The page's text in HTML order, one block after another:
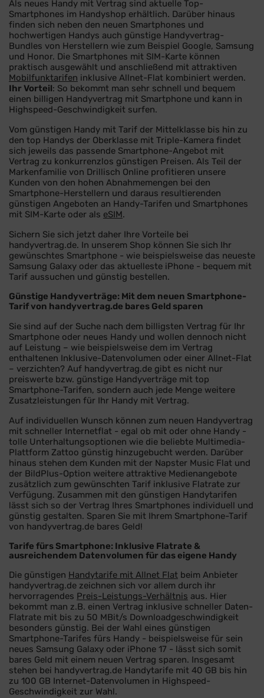
Als neues Handy mit Vertrag sind aktuelle Top-
Smartphones im Handyshop erhältlich. Darüber hinaus
finden sich neben den neuen Smartphones und
hochwertigen Handys auch günstige Handyvertrag-
Bundles von Herstellern wie zum Beispiel Google, Samsung
und Honor. Die Smartphones mit SIM-Karte können
praktisch ausgewählt und anschließend mit attraktiven
Mobilfunktarifen inklusive Allnet-Flat kombiniert werden.
Ihr Vorteil : So bekommt man sehr schnell und bequem
einen billigen Handyvertrag mit Smartphone und kann in
Highspeed-Geschwindigkeit surfen.
Vom günstigen Handy mit Tarif der Mittelklasse bis hin zu
den top Handys der Oberklasse mit Triple-Kamera findet
sich jeweils das passende Smartphone-Angebot mit
Vertrag zu konkurrenzlos günstigen Preisen. Als Teil der
Markenfamilie von Drillisch Online profitieren unsere
Kunden von den hohen Abnahmemengen bei den
Smartphone-Herstellern und daraus resultierenden
günstigen Angeboten an Handy-Tarifen und Smartphones
mit SIM-Karte oder als eSIM.
Sichern Sie sich jetzt daher Ihre Vorteile bei
handyvertrag.de. In unserem Shop können Sie sich Ihr
gewünschtes Smartphone - wie beispielsweise das neueste
Samsung Galaxy oder das aktuelleste iPhone - bequem mit
Tarif aussuchen und günstig bestellen.
Günstige Handyverträge: Mit dem neuen Smartphone-
Tarif von handyvertrag.de bares Geld sparen
Sie sind auf der Suche nach dem billigsten Vertrag für Ihr
Smartphone oder neues Handy und wollen dennoch nicht
auf Leistung – wie beispielsweise dem im Vertrag
enthaltenen Inklusive-Datenvolumen oder einer Allnet-Flat
– verzichten? Auf handyvertrag.de gibt es nicht nur
preiswerte bzw. günstige Handyverträge mit top
Smartphone-Tarifen, sondern auch jede Menge weitere
Zusatzleistungen für Ihr Handy mit Vertrag.
Auf individuellen Wunsch können zum neuen Handyvertrag
mit schneller Internetflat - egal ob mit oder ohne Handy -
tolle Unterhaltungsoptionen wie die beliebte Multimedia-
Plattform Zattoo günstig hinzugebucht werden. Darüber
hinaus stehen dem Kunden mit der Napster Music Flat und
der BildPlus-Option weitere attraktive Medienangebote
zusätzlich zum gewünschten Tarif inklusive Flatrate zur
Verfügung. Zusammen mit den günstigen Handytarifen
lässt sich so der Vertrag Ihres Smartphones individuell und
günstig gestalten. Sparen Sie mit Ihrem Smartphone-Tarif
von handyvertrag.de bares Geld!
Tarife fürs Smartphone: Inklusive Flatrate &
ausreichendem Datenvolumen für das eigene Handy
Die günstigen Handytarife mit Allnet Flat beim Anbieter
handyvertrag.de zeichnen sich vor allem durch ihr
hervorragendes Preis-Leistungs-Verhältnis aus. Hier
bekommt man z.B. einen Vertrag inklusive schneller Daten-
Flatrate mit bis zu 50 MBit/s Downloadgeschwindigkeit
besonders günstig. Bei der Wahl eines günstigen
Smartphone-Tarifes fürs Handy - beispielsweise für sein
neues Samsung Galaxy oder iPhone 17 - lässt sich somit
bares Geld mit einem neuen Vertrag sparen. Insgesamt
stehen bei handyvertrag.de Handytarife mit 40 GB bis hin
zu 100 GB Internet-Datenvolumen in Highspeed-
Geschwindigkeit zur Wahl.